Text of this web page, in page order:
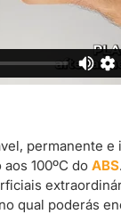
permanente
aos 100ºC doABS
qual poderás